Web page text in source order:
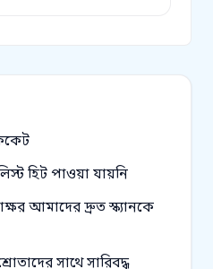
হিট পাওয়া যায়নি
আমাদের দ্রুত স্ক্যানকে
সাথে সারিবদ্ধ